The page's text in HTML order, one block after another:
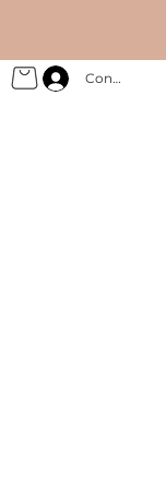
Connexion